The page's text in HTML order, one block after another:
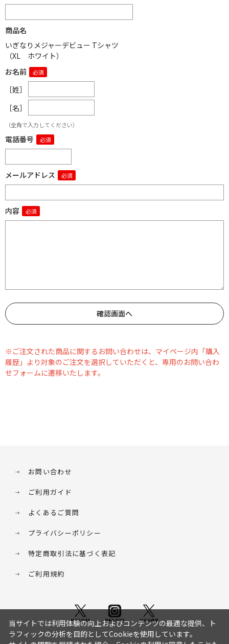
商品名
いぎなりメジャーデビュー Tシャツ
（XL ホワイト）
お名前
［姓］
［名］
（全角で入力してください）
電話番号
メールアドレス
内容
※ご注文された商品に関するお問い合わせは、マイページ内「購入
履歴」より対象のご注文を選択していただくと、専用のお問い合わ
せフォームに遷移いたします。
お問い合わせ
ご利用ガイド
よくあるご質問
プライバシーポリシー
特定商取引法に基づく表記
ご利用規約
当サイトでは利用体験の向上およびコンテンツの最適な提供、ト
ラフィックの分析を目的としてCookieを使用しています。